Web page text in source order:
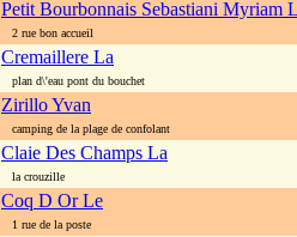
Petit Bourbonnais Sebastiani Myriam
2 rue bon accueil
Cremaillere La
plan d\'eau pont du bouchet
Zirillo Yvan
camping de la plage de confolant
Claie Des Champs La
la crouzille
Coq D Or Le
1 rue de la poste